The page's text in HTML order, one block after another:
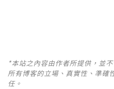
*本站之內容由作者所提供，並
所有博客的立場、真實性、準確
任。